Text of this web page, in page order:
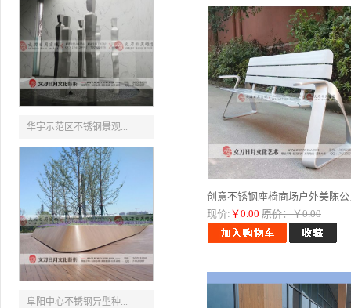
华宇示范区不锈钢景观...
阜阳中心不锈钢异型种...
创意不锈钢座椅商场户外美陈公
现价: ￥0.00 原价：￥0.00